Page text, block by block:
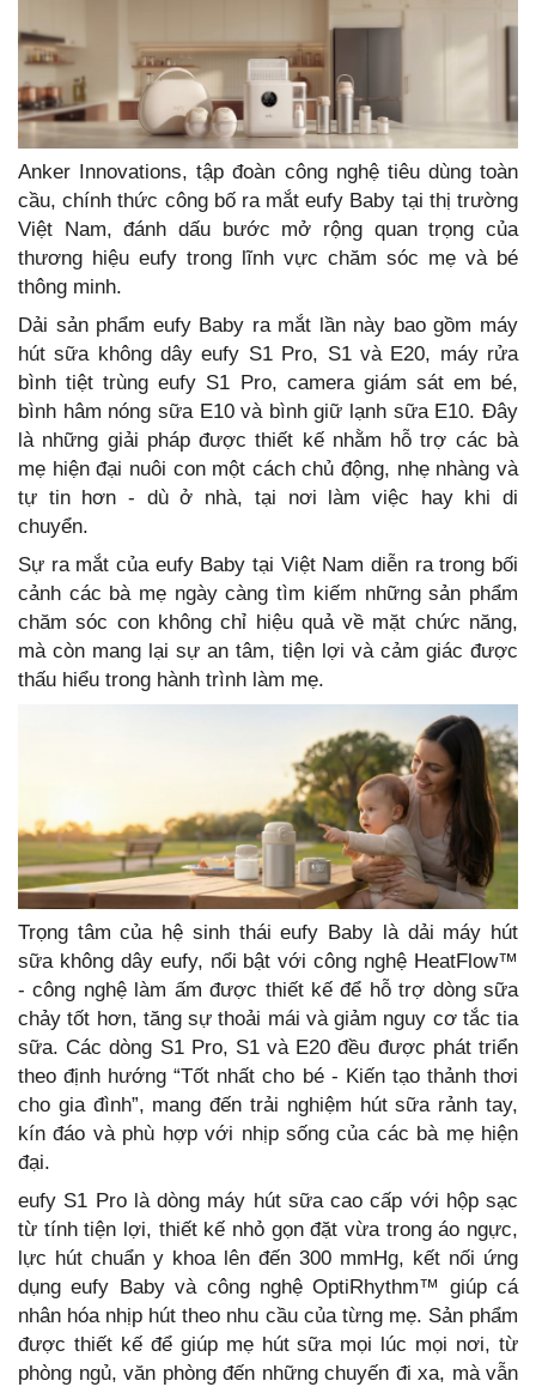
Anker Innovations, tập đoàn công nghệ tiêu dùng toàn
cầu, chính thức công bố ra mắt eufy Baby tại thị trường
Việt Nam, đánh dấu bước mở rộng quan trọng của
thương hiệu eufy trong lĩnh vực chăm sóc mẹ và bé
thông minh.
Dải sản phẩm eufy Baby ra mắt lần này bao gồm máy
hút sữa không dây eufy S1 Pro, S1 và E20, máy rửa
bình tiệt trùng eufy S1 Pro, camera giám sát em bé,
bình hâm nóng sữa E10 và bình giữ lạnh sữa E10. Đây
là những giải pháp được thiết kế nhằm hỗ trợ các bà
mẹ hiện đại nuôi con một cách chủ động, nhẹ nhàng và
tự tin hơn - dù ở nhà, tại nơi làm việc hay khi di
chuyển.
Sự ra mắt của eufy Baby tại Việt Nam diễn ra trong bối
cảnh các bà mẹ ngày càng tìm kiếm những sản phẩm
chăm sóc con không chỉ hiệu quả về mặt chức năng,
mà còn mang lại sự an tâm, tiện lợi và cảm giác được
thấu hiểu trong hành trình làm mẹ.
Trọng tâm của hệ sinh thái eufy Baby là dải máy hút
sữa không dây eufy, nổi bật với công nghệ HeatFlow™
- công nghệ làm ấm được thiết kế để hỗ trợ dòng sữa
chảy tốt hơn, tăng sự thoải mái và giảm nguy cơ tắc tia
sữa. Các dòng S1 Pro, S1 và E20 đều được phát triển
theo định hướng “Tốt nhất cho bé - Kiến tạo thảnh thơi
cho gia đình”, mang đến trải nghiệm hút sữa rảnh tay,
kín đáo và phù hợp với nhịp sống của các bà mẹ hiện
đại.
eufy S1 Pro là dòng máy hút sữa cao cấp với hộp sạc
từ tính tiện lợi, thiết kế nhỏ gọn đặt vừa trong áo ngực,
lực hút chuẩn y khoa lên đến 300 mmHg, kết nối ứng
dụng eufy Baby và công nghệ OptiRhythm™ giúp cá
nhân hóa nhịp hút theo nhu cầu của từng mẹ. Sản phẩm
được thiết kế để giúp mẹ hút sữa mọi lúc mọi nơi, từ
phòng ngủ, văn phòng đến những chuyến đi xa, mà vẫn